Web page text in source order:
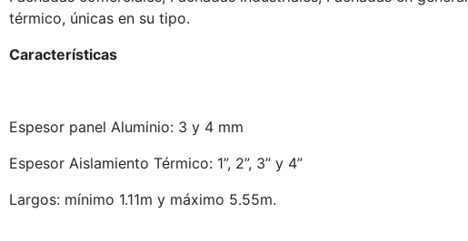
térmico, únicas en su tipo.
Características
Espesor panel Aluminio: 3 y 4 mm
Espesor Aislamiento Térmico: 1”, 2”, 3” y 4”
Largos: mínimo 1.11m y máximo 5.55m.